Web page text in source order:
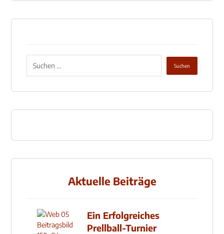
Aktuelle Beiträge
Ein Erfolgreiches
Prellball-Turnier